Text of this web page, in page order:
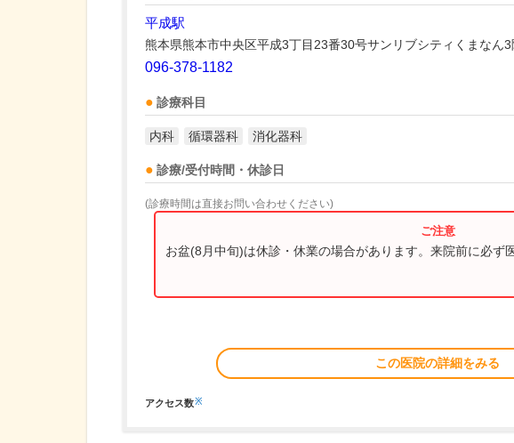
平成駅
熊本県熊本市中央区平成3丁目23番30号サンリブシティくまなん3
096-378-1182
診療科目
内科 循環器科 消化器科
診療/受付時間・休診日
(診療時間は直接お問い合わせください)
お盆(8月中旬)は休診・休業の場合があります。来院前に必ず
この医院の詳細をみる
アクセス数※